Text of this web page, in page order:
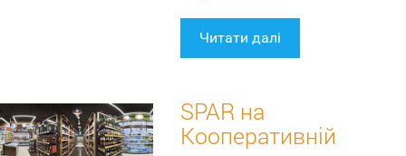
Читати далі
SPAR на
Кооперативній